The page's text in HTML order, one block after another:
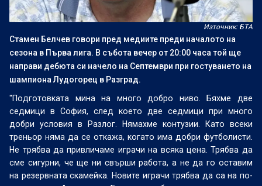
Източник: БТА
Стамен Белчев говори пред медиите преди началото на
сезона в Първа лига. В събота вечер от 20:00 часа той ще
направи дебюта си начело на Септември при гостуването на
шампиона Лудогорец в Разград.
"Подготовката мина на много добро ниво. Бяхме две
седмици в София, след което две седмици при много
добри условия в Разлог. Нямахме контузии. Като всеки
треньор няма да се откажа, когато има добри футболисти.
Не трябва да привличаме играчи на всяка цена. Трябва да
сме сигурни, че ще ни свърши работа, а не да го оставим
на резервната скамейка. Новите играчи трябва да са на по-